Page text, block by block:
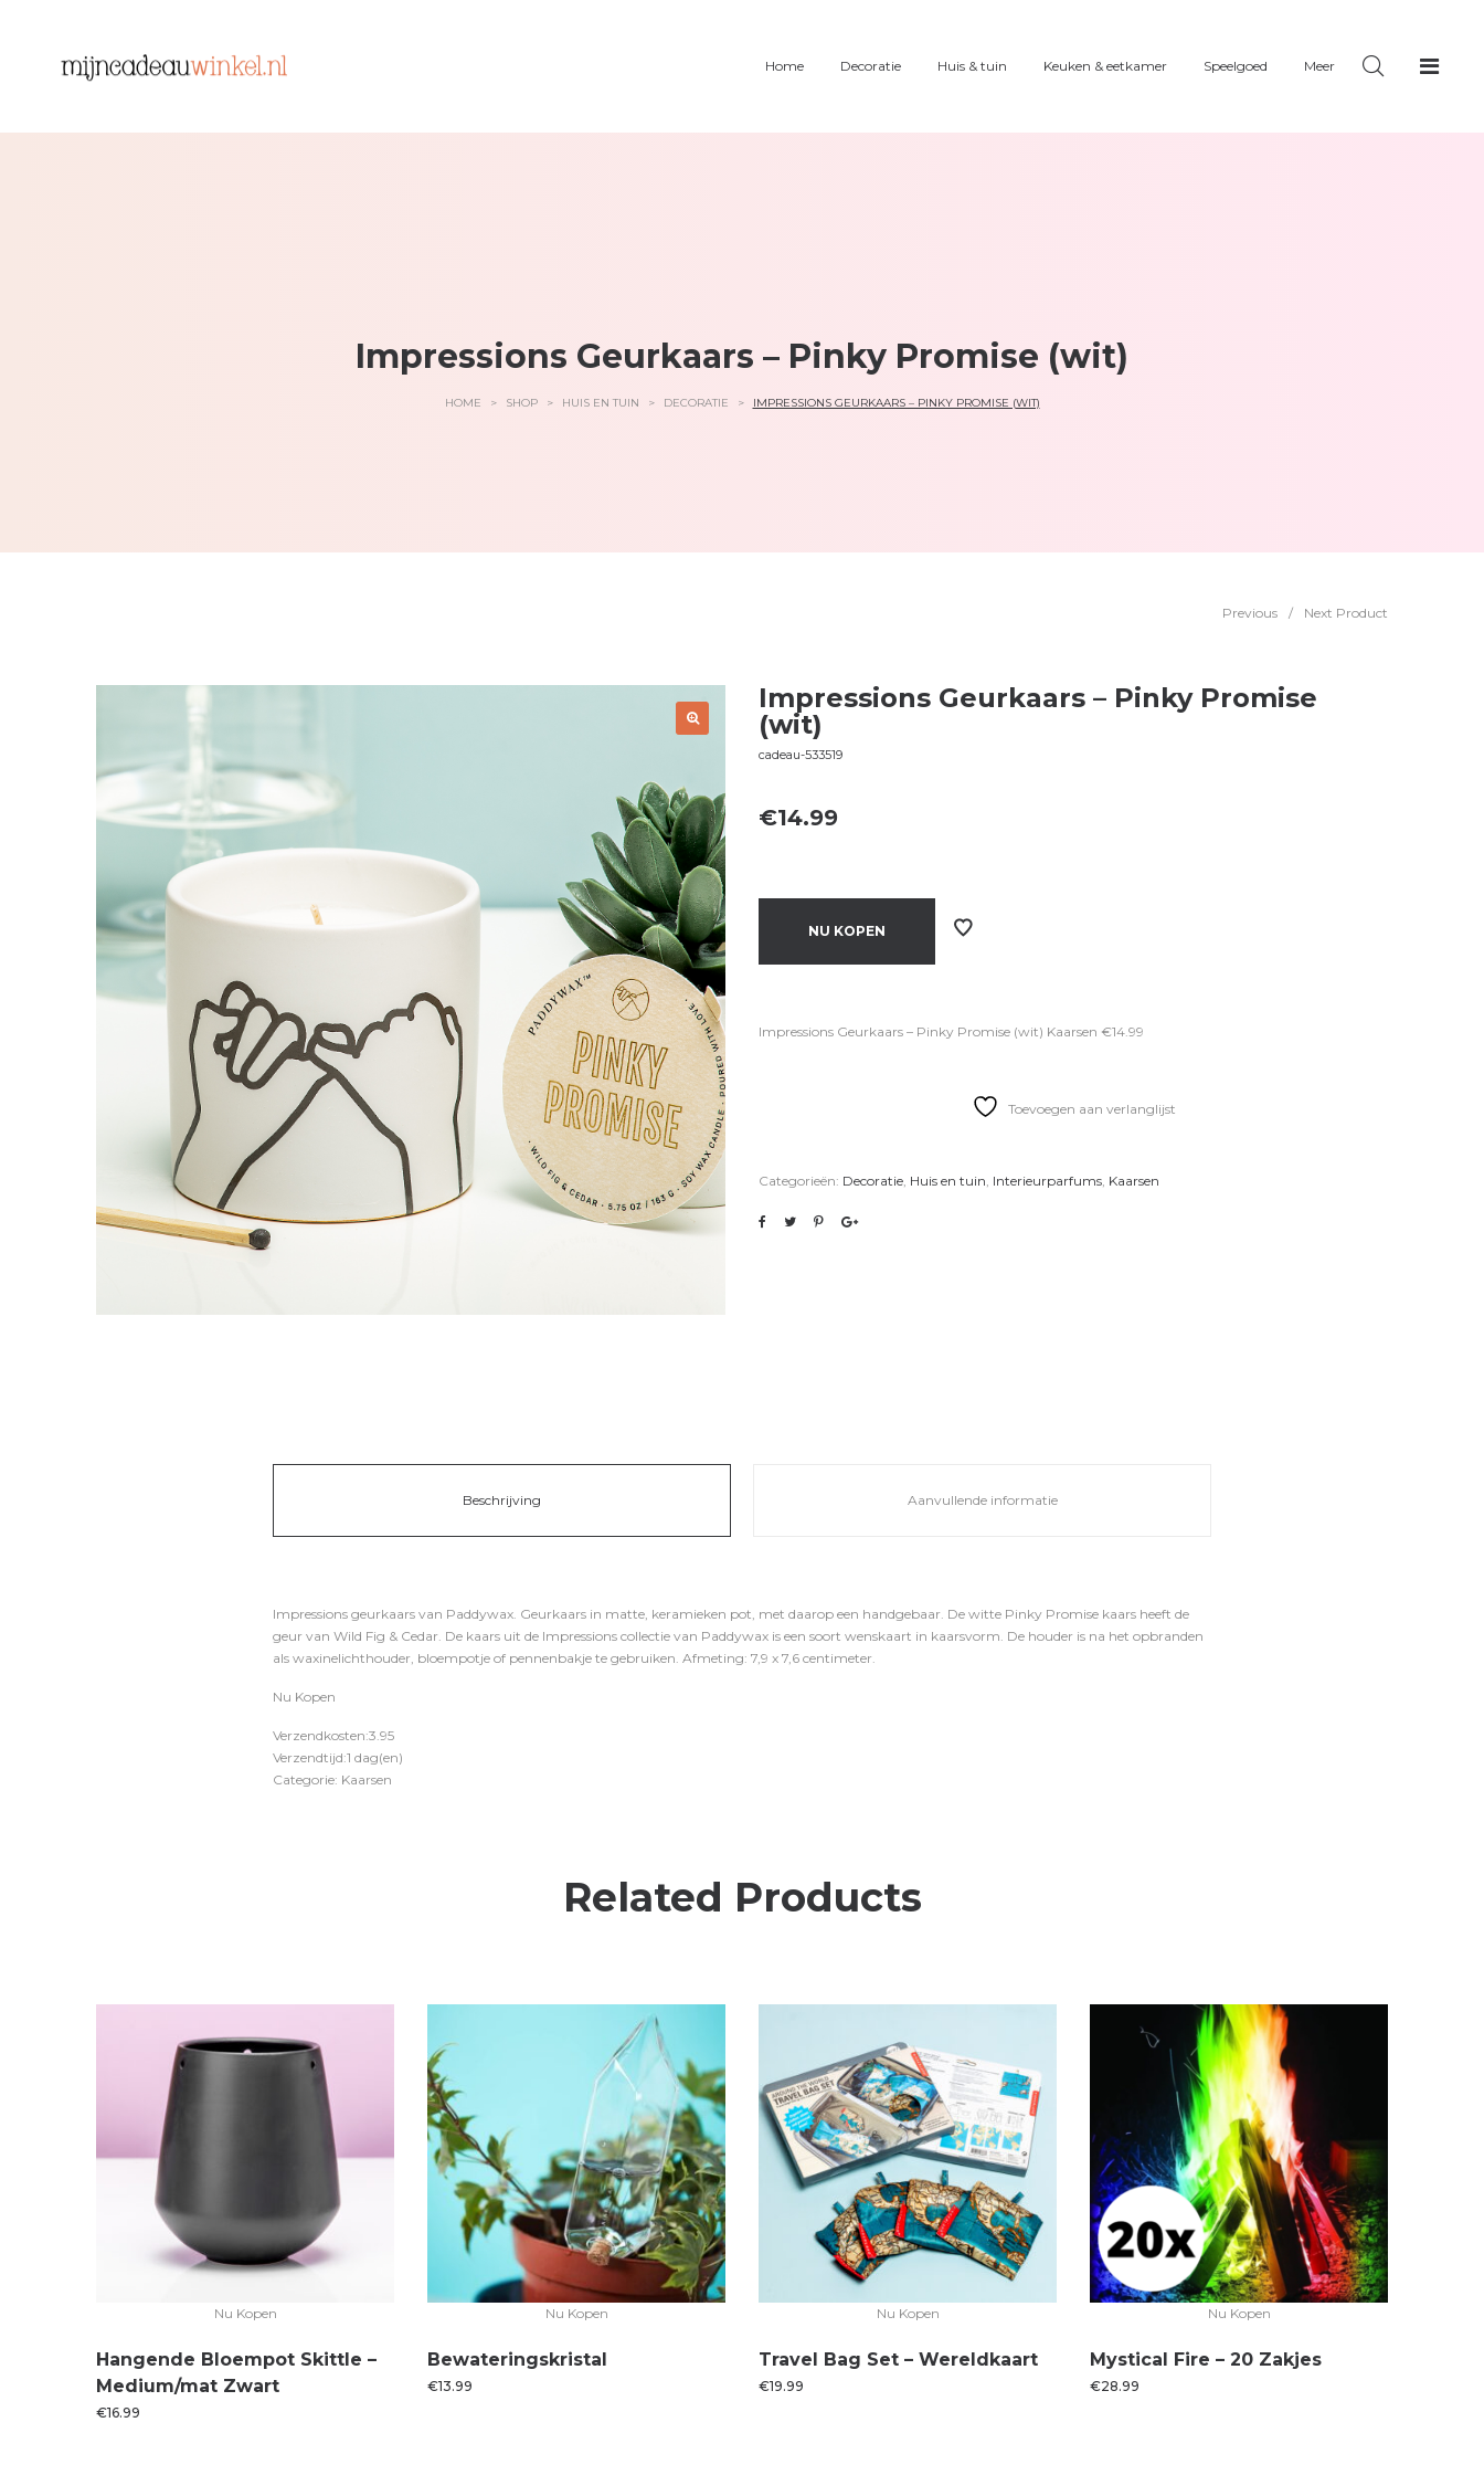
Home Decoratie Huis & tuin Keuken & eetkamer Speelgoed Meer
Impressions Geurkaars – Pinky Promise (wit)
HOME > SHOP > HUIS EN TUIN > DECORATIE > IMPRESSIONS GEURKAARS – PINKY PROMISE (WIT)
Previous / Next Product
Impressions Geurkaars – Pinky Promise
(wit)
cadeau-533519
€14.99
NU KOPEN
Impressions Geurkaars – Pinky Promise (wit) Kaarsen €14.99
Toevoegen aan verlanglijst
Categorieën: Decoratie, Huis en tuin, Interieurparfums, Kaarsen
Beschrijving Aanvullende informatie
Impressions geurkaars van Paddywax. Geurkaars in matte, keramieken pot, met daarop een handgebaar. De witte Pinky Promise kaars heeft de
geur van Wild Fig & Cedar. De kaars uit de Impressions collectie van Paddywax is een soort wenskaart in kaarsvorm. De houder is na het opbranden
als waxinelichthouder, bloempotje of pennenbakje te gebruiken. Afmeting: 7,9 x 7,6 centimeter.
Nu Kopen
Verzendkosten:3.95
Verzendtijd:1 dag(en)
Categorie: Kaarsen
Related Products
Nu Kopen
Hangende Bloempot Skittle –
Medium/mat Zwart
€16.99
Nu Kopen
Bewateringskristal
€13.99
Nu Kopen
Travel Bag Set – Wereldkaart
€19.99
Nu Kopen
Mystical Fire – 20 Zakjes
€28.99